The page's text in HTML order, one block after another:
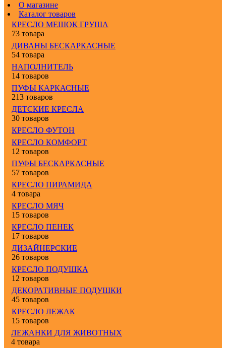
О магазине
Каталог товаров
КРЕСЛО МЕШОК ГРУША
73 товара
ДИВАНЫ БЕСКАРКАСНЫЕ
54 товара
НАПОЛНИТЕЛЬ
14 товаров
ПУФЫ КАРКАСНЫЕ
213 товаров
ДЕТСКИЕ КРЕСЛА
30 товаров
КРЕСЛО ФУТОН
КРЕСЛО КОМФОРТ
12 товаров
ПУФЫ БЕСКАРКАСНЫЕ
57 товаров
КРЕСЛО ПИРАМИДА
4 товара
КРЕСЛО МЯЧ
15 товаров
КРЕСЛО ПЕНЕК
17 товаров
ДИЗАЙНЕРСКИЕ
26 товаров
КРЕСЛО ПОДУШКА
12 товаров
ДЕКОРАТИВНЫЕ ПОДУШКИ
45 товаров
КРЕСЛО ЛЕЖАК
15 товаров
ЛЕЖАНКИ ДЛЯ ЖИВОТНЫХ
4 товара